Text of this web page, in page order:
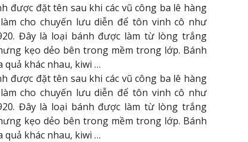
được đặt tên sau khi các vũ công ba lê hàng
cho chuyến lưu diễn để tôn vinh cô như
Đây là loại bánh được làm từ lòng trắng
kẹo dẻo bên trong mềm trong lớp. Bánh
quả khác nhau, kiwi …
được đặt tên sau khi các vũ công ba lê hàng
cho chuyến lưu diễn để tôn vinh cô như
Đây là loại bánh được làm từ lòng trắng
kẹo dẻo bên trong mềm trong lớp. Bánh
quả khác nhau, kiwi …